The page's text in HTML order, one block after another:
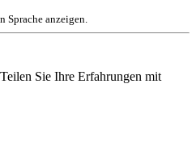
Sprache anzeigen.
Sie Ihre Erfahrungen mit